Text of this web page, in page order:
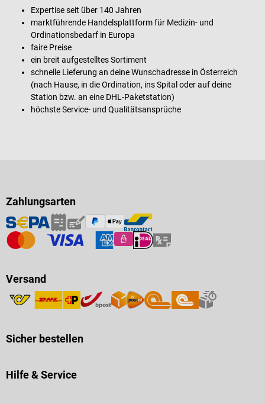
Expertise seit über 140 Jahren
marktführende Handelsplattform für Medizin- und
Ordinationsbedarf in Europa
faire Preise
ein breit aufgestelltes Sortiment
schnelle Lieferung an deine Wunschadresse in Österreich
(nach Hause, in die Ordination, ins Spital oder auf deine
Station bzw. an eine DHL-Paketstation)
höchste Service- und Qualitätsansprüche
Zahlungsarten
Versand
Sicher bestellen
Hilfe & Service